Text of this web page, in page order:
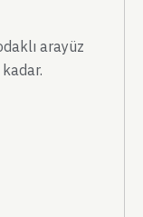
arayüz